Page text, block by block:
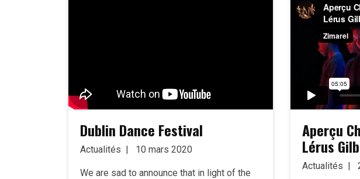
Dublin Dance Festival
Actualités 10 mars 2020
We are sad to announce that in light of the
Aperçu
Lérus
Actualités